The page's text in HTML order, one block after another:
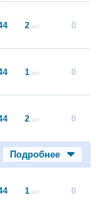
2 м/с 0
1 м/с 0
2 м/с 0
Подробнее
1 м/с 0